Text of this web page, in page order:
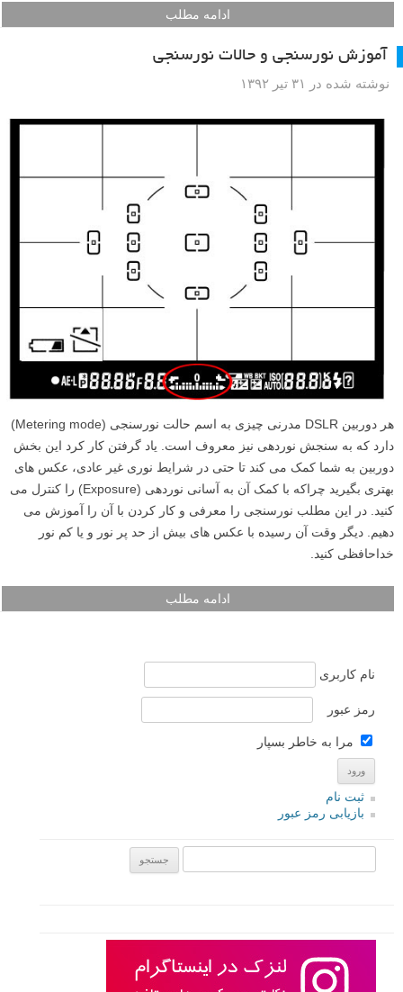
ادامه مطلب
آموزش نورسنجی و حالات نورسنجی
نوشته شده در ۳۱ تیر ۱۳۹۲
هر دوربین DSLR مدرنی چیزی به اسم حالت نورسنجی (Metering mode)
دارد که به سنجش نوردهی نیز معروف است. یاد گرفتن کار کرد این بخش
دوربین به شما کمک می کند تا حتی در شرایط نوری غیر عادی، عکس های
بهتری بگیرید چراکه با کمک آن به آسانی نوردهی (Exposure) را کنترل می
کنید. در این مطلب نورسنجی را معرفی و کار کردن با آن را آموزش می
دهیم. دیگر وقت آن رسیده با عکس های بیش از حد پر نور و یا کم نور
خداحافظی کنید.
ادامه مطلب
نام کاربری
رمز عبور
مرا به خاطر بسپار
ثبت نام
بازیابی رمز عبور